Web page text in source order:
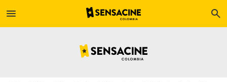
menu search